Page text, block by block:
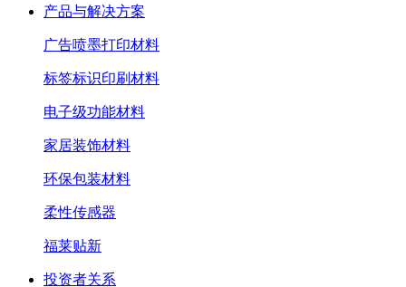
产品与解决方案
广告喷墨打印材料
标签标识印刷材料
电子级功能材料
家居装饰材料
环保包装材料
柔性传感器
福莱贴新
投资者关系